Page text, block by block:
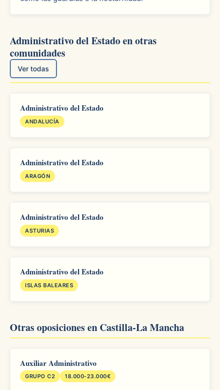
Administrativo del Estado en otras
comunidades
Ver todas
Administrativo del Estado
ANDALUCÍA
Administrativo del Estado
ARAGÓN
Administrativo del Estado
ASTURIAS
Administrativo del Estado
ISLAS BALEARES
Otras oposiciones en Castilla-La Mancha
Auxiliar Administrativo
GRUPO C2 18.000-23.000€